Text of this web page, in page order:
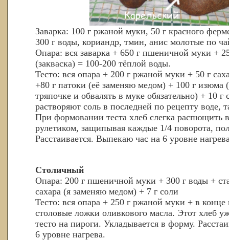
Заварка: 100 г ржаной муки, 50 г красного
300 г воды, кориандр, тмин, анис молотые по
Опара: вся заварка + 650 г пшеничной муки +
(закваска) = 100-200 тёплой воды.
Тесто: вся опара + 200 г ржаной муки + 50 г
+80 г патоки (её заменяю медом) + 100 г изюма
тряпочке и обвалять в муке обязательно) + 10
растворяют соль в последней по рецепту воде,
При формовании теста хлеб слегка распющить
рулетиком, защипывая каждые 1/4 поворота,
Расстаивается. Выпекаю час на 6 уровне
Столичный
Опара: 200 г пшеничной муки + 300 г воды +
сахара (я заменяю медом) + 7 г соли
Тесто: вся опара + 250 г ржаной муки + в
столовые ложки оливкового масла. Этот хлеб
тесто на пироги. Укладывается в форму.
6 уровне нагрева.